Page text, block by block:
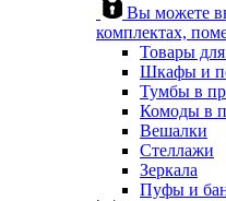
Вы можете
комплектах,
Товары
Шкафы и
Тумбы в
Комоды в
Вешалки
Стеллажи
Зеркала
Пуфы и